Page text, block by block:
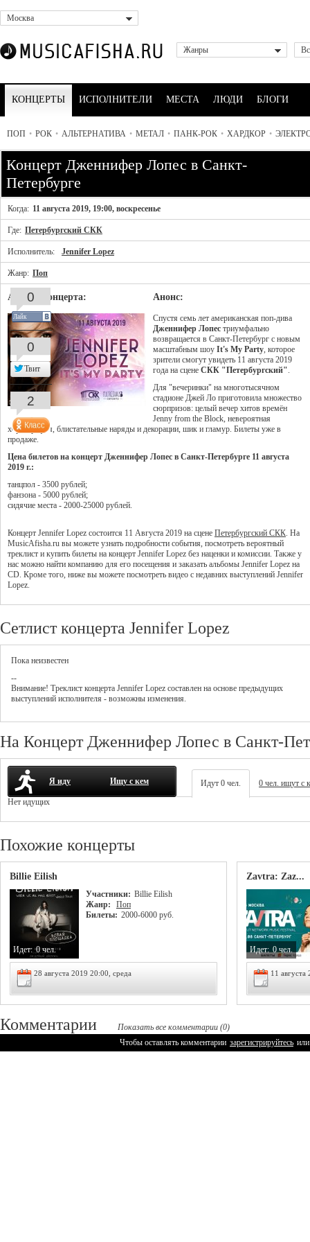
Москва
Жанры
КОНЦЕРТЫ ИСПОЛНИТЕЛИ МЕСТА ЛЮДИ БЛОГИ
ПОП • РОК • АЛЬТЕРНАТИВА • МЕТАЛ • ПАНК-РОК • ХАРДКОР •
Концерт Дженнифер Лопес в Санкт-
Петербурге
Когда: 11 августа 2019, 19:00, воскресенье
Где: Петербургский СКК
Исполнитель: Jennifer Lopez
Жанр: Поп
Афиша концерта: Анонс:
Спустя семь лет американская поп-дива
Дженнифер Лопес триумфально
возвращается в Санкт-Петербург с новым
масштабным шоу It's My Party, которое
зрители смогут увидеть 11 августа 2019
года на сцене СКК "Петербургский".
Для "вечеринки" на многотысячном
стадионе Джей Ло приготовила множество
сюрпризов: целый вечер хитов времён
Jenny from the Block, невероятная
хореография, блистательные наряды и декорации, шик и гламур. Билеты уже в
продаже.
Цена билетов на концерт Дженнифер Лопес в Санкт-Петербурге 11 августа
2019 г.:
танцпол - 3500 рублей;
фанзона - 5000 рублей;
сидячие места - 2000-25000 рублей.
Концерт Jennifer Lopez состоится 11 Августа 2019 на сцене Петербургский СКК. На
MusicAfisha.ru вы можете узнать подробности события, посмотреть вероятный
треклист и купить билеты на концерт Jennifer Lopez без наценки и комиссии. Также у
нас можно найти компанию для его посещения и заказать альбомы Jennifer Lopez на
CD. Кроме того, ниже вы можете посмотреть видео с недавних выступлений Jennifer
Lopez.
Сетлист концерта Jennifer Lopez
Пока неизвестен
--
Внимание! Треклист концерта Jennifer Lopez составлен на основе предыдущих
выступлений исполнителя - возможны изменения.
На Концерт Дженнифер Лопес в Санкт-
Я иду Ищу с кем Идут 0 чел.
0 чел. ищут с
Нет идущих
Похожие концерты
Billie Eilish
Участники: Billie Eilish
Жанр:
Поп
Билеты: 2000-6000 руб.
Идет: 0 чел.
28 августа 2019 20:00, среда
Zavtra: Zaz...
Идет: 0 чел.
11 августа
Комментарии
Показать все комментарии (0)
Чтобы оставлять комментарии зарегистрируйтесь или
0
Лайк
0
Твит
2